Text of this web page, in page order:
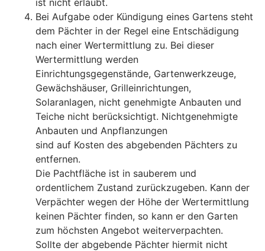
ist nicht erlaubt.
Bei Aufgabe oder Kündigung eines Gartens steht
dem Pächter in der Regel eine Entschädigung
nach einer Wertermittlung zu. Bei dieser
Wertermittlung werden
Einrichtungsgegenstände, Gartenwerkzeuge,
Gewächshäuser, Grilleinrichtungen,
Solaranlagen, nicht genehmigte Anbauten und
Teiche nicht berücksichtigt. Nichtgenehmigte
Anbauten und Anpflanzungen
sind auf Kosten des abgebenden Pächters zu
entfernen.
Die Pachtfläche ist in sauberem und
ordentlichem Zustand zurückzugeben. Kann der
Verpächter wegen der Höhe der Wertermittlung
keinen Pächter finden, so kann er den Garten
zum höchsten Angebot weiterverpachten.
Sollte der abgebende Pächter hiermit nicht